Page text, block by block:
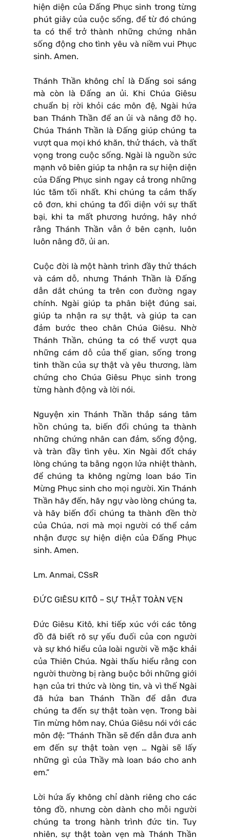
hiện diện của Đấng Phục sinh trong từng
phút giây của cuộc sống, để từ đó chúng
ta có thể trở thành những chứng nhân
sống động cho tình yêu và niềm vui Phục
sinh. Amen.
Thánh Thần không chỉ là Đấng soi sáng
mà còn là Đấng an ủi. Khi Chúa Giêsu
chuẩn bị rời khỏi các môn đệ, Ngài hứa
ban Thánh Thần để an ủi và nâng đỡ họ.
Chúa Thánh Thần là Đấng giúp chúng ta
vượt qua mọi khó khăn, thử thách, và thất
vọng trong cuộc sống. Ngài là nguồn sức
mạnh vô biên giúp ta nhận ra sự hiện diện
của Đấng Phục sinh ngay cả trong những
lúc tăm tối nhất. Khi chúng ta cảm thấy
cô đơn, khi chúng ta đối diện với sự thất
bại, khi ta mất phương hướng, hãy nhớ
rằng Thánh Thần vẫn ở bên cạnh, luôn
luôn nâng đỡ, ủi an.
Cuộc đời là một hành trình đầy thử thách
và cám dỗ, nhưng Thánh Thần là Đấng
dẫn dắt chúng ta trên con đường ngay
chính. Ngài giúp ta phân biệt đúng sai,
giúp ta nhận ra sự thật, và giúp ta can
đảm bước theo chân Chúa Giêsu. Nhờ
Thánh Thần, chúng ta có thể vượt qua
những cám dỗ của thế gian, sống trong
tinh thần của sự thật và yêu thương, làm
chứng cho Chúa Giêsu Phục sinh trong
từng hành động và lời nói.
Nguyện xin Thánh Thần thắp sáng tâm
hồn chúng ta, biến đổi chúng ta thành
những chứng nhân can đảm, sống động,
và tràn đầy tình yêu. Xin Ngài đốt cháy
lòng chúng ta bằng ngọn lửa nhiệt thành,
để chúng ta không ngừng loan báo Tin
Mừng Phục sinh cho mọi người. Xin Thánh
Thần hãy đến, hãy ngự vào lòng chúng ta,
và hãy biến đổi chúng ta thành đền thờ
của Chúa, nơi mà mọi người có thể cảm
nhận được sự hiện diện của Đấng Phục
sinh. Amen.
Lm. Anmai, CSsR
ĐỨC GIÊSU KITÔ – SỰ THẬT TOÀN VẸN
Đức Giêsu Kitô, khi tiếp xúc với các tông
đồ đã biết rõ sự yếu đuối của con người
và sự khó hiểu của loài người về mặc khải
của Thiên Chúa. Ngài thấu hiểu rằng con
người thường bị ràng buộc bởi những giới
hạn của tri thức và lòng tin, và vì thế Ngài
đã hứa ban Thánh Thần để dẫn đưa
chúng ta đến sự thật toàn vẹn. Trong bài
Tin mừng hôm nay, Chúa Giêsu nói với các
môn đệ: “Thánh Thần sẽ đến dẫn đưa anh
em đến sự thật toàn vẹn … Ngài sẽ lấy
những gì của Thầy mà loan báo cho anh
em.”
Lời hứa ấy không chỉ dành riêng cho các
tông đồ, nhưng còn dành cho mỗi người
chúng ta trong hành trình đức tin. Tuy
nhiên, sự thật toàn vẹn mà Thánh Thần